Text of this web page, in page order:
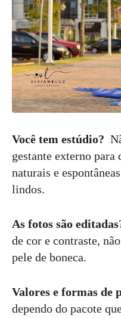
Você tem estúdio?
gestante externo para
naturais e
lindos.
As fotos são
de cor e contraste,
pele de boneca.
Valores e formas de
dependo do pacote